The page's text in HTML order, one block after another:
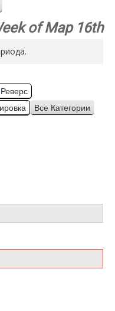
of Мар 16th
Реверс
Все Категории